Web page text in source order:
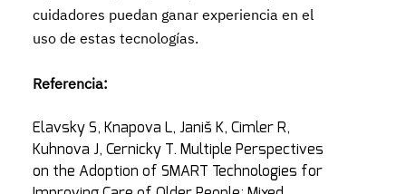
cuidadores puedan ganar experiencia en el
uso de estas tecnologías.
Referencia:
Elavsky S, Knapova L, Janiš K, Cimler R,
Kuhnova J, Cernicky T. Multiple Perspectives
on the Adoption of SMART Technologies for